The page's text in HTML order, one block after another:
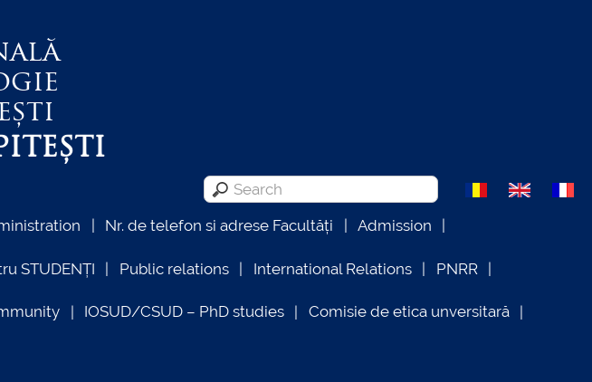
Nr. de telefon si adrese Facultăți Admission
STUDENȚI Public relations International Relations PNRR
IOSUD/CSUD – PhD studies Comisie de etica unversitară